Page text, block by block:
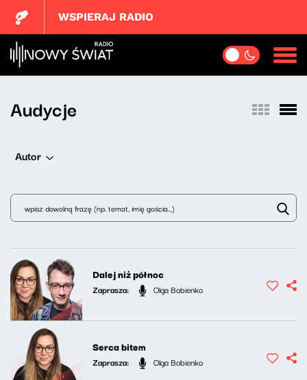
WSPIERAJ RADIO
Audycje
Autor
Dalej niż północ
Zaprasza: Olga Bobienko
Serca bitem
Zaprasza: Olga Bobienko